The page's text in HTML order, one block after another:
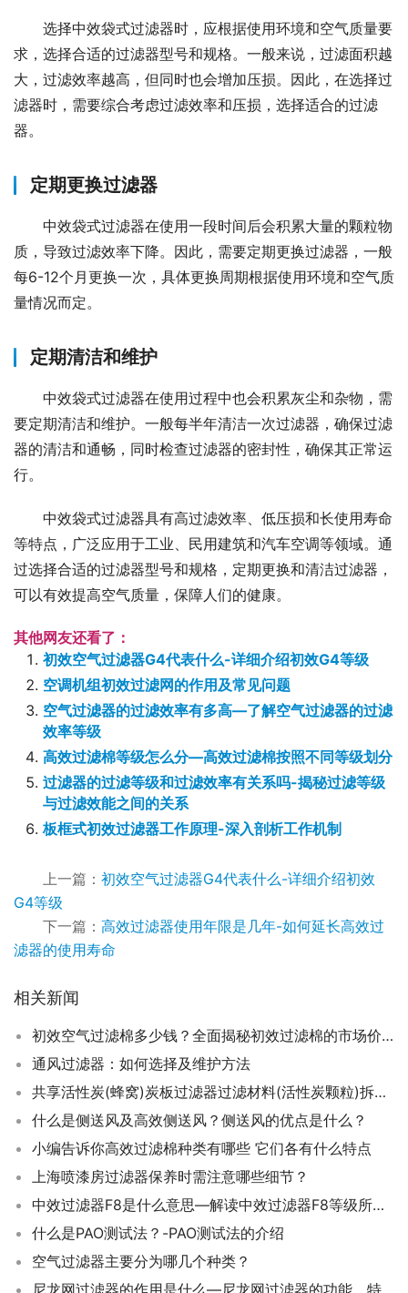
选择中效袋式过滤器时，应根据使用环境和空气质量要
求，选择合适的过滤器型号和规格。一般来说，过滤面积越
大，过滤效率越高，但同时也会增加压损。因此，在选择过
滤器时，需要综合考虑过滤效率和压损，选择适合的过滤
器。
定期更换过滤器
中效袋式过滤器在使用一段时间后会积累大量的颗粒物
质，导致过滤效率下降。因此，需要定期更换过滤器，一般
每6-12个月更换一次，具体更换周期根据使用环境和空气质
量情况而定。
定期清洁和维护
中效袋式过滤器在使用过程中也会积累灰尘和杂物，需
要定期清洁和维护。一般每半年清洁一次过滤器，确保过滤
器的清洁和通畅，同时检查过滤器的密封性，确保其正常运
行。
中效袋式过滤器具有高过滤效率、低压损和长使用寿命
等特点，广泛应用于工业、民用建筑和汽车空调等领域。通
过选择合适的过滤器型号和规格，定期更换和清洁过滤器，
可以有效提高空气质量，保障人们的健康。
其他网友还看了：
初效空气过滤器G4代表什么-详细介绍初效G4等级
空调机组初效过滤网的作用及常见问题
空气过滤器的过滤效率有多高—了解空气过滤器的过滤
效率等级
高效过滤棉等级怎么分—高效过滤棉按照不同等级划分
过滤器的过滤等级和过滤效率有关系吗-揭秘过滤等级
与过滤效能之间的关系
板框式初效过滤器工作原理-深入剖析工作机制
上一篇： 初效空气过滤器G4代表什么-详细介绍初效
G4等级
下一篇： 高效过滤器使用年限是几年-如何延长高效过
滤器的使用寿命
相关新闻
初效空气过滤棉多少钱？全面揭秘初效过滤棉的市场价格！
通风过滤器：如何选择及维护方法
共享活性炭(蜂窝)炭板过滤器过滤材料(活性炭颗粒)拆换方法
什么是侧送风及高效侧送风？侧送风的优点是什么？
小编告诉你高效过滤棉种类有哪些 它们各有什么特点
上海喷漆房过滤器保养时需注意哪些细节？
中效过滤器F8是什么意思—解读中效过滤器F8等级所代表的意义
什么是PAO测试法？-PAO测试法的介绍
空气过滤器主要分为哪几个种类？